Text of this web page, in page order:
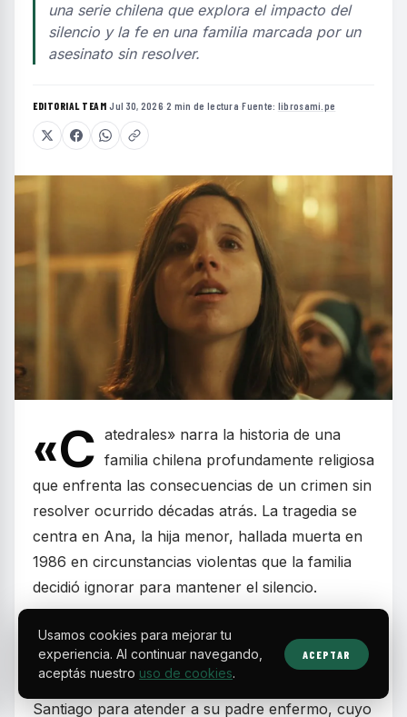
una serie chilena que explora el impacto del
silencio y la fe en una familia marcada por un
asesinato sin resolver.
EDITORIAL TEAM·Jul 30, 2026·2 min de lectura·Fuente: librosami.pe
«C atedrales» narra la historia de una
familia chilena profundamente religiosa
que enfrenta las consecuencias de un crimen sin
resolver ocurrido décadas atrás. La tragedia se
centra en Ana, la hija menor, hallada muerta en
1986 en circunstancias violentas que la familia
decidió ignorar para mantener el silencio.
La serie fluye entre dos tiempos: 1986, cuando el
asesinato sacude a la familia Sardá, y 2018,
momento en que Lía, hermana de Ana, regresa a
Santiago para atender a su padre enfermo, cuyo
Usamos cookies para mejorar tu
experiencia. Al continuar navegando,
aceptás nuestro uso de cookies.
ACEPTAR